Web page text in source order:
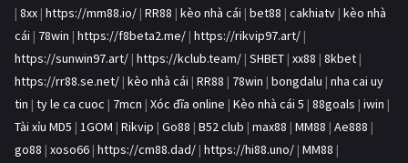
| 8xx | https://mm88.io/ | RR88 | kèo nhà cái | bet88 | cakhiatv | kèo nhà
cái | 78win | https://f8beta2.me/ | https://rikvip97.art/ |
https://sunwin97.art/ | https://kclub.team/ | SHBET | xx88 | 8kbet |
https://rr88.se.net/ | kèo nhà cái | RR88 | 78win | bongdalu | nha cai uy
tin | ty le ca cuoc | 7mcn | Xóc đĩa online | Kèo nhà cái 5 | 88goals | iwin |
Tài xỉu MD5 | 1GOM | Rikvip | Go88 | B52 club | max88 | MM88 | Ae888 |
go88 | xoso66 | https://cm88.dad/ | https://hi88.uno/ | MM88 |